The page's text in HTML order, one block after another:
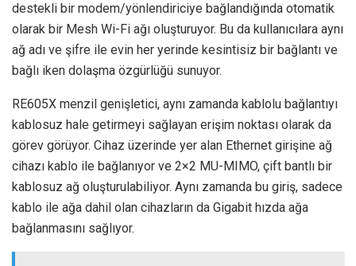
destekli bir modem/yönlendiriciye bağlandığında otomatik
olarak bir Mesh Wi-Fi ağı oluşturuyor. Bu da kullanıcılara aynı
ağ adı ve şifre ile evin her yerinde kesintisiz bir bağlantı ve
bağlı iken dolaşma özgürlüğü sunuyor.
RE605X menzil genişletici, aynı zamanda kablolu bağlantıyı
kablosuz hale getirmeyi sağlayan erişim noktası olarak da
görev görüyor. Cihaz üzerinde yer alan Ethernet girişine ağ
cihazı kablo ile bağlanıyor ve 2×2 MU-MIMO, çift bantlı bir
kablosuz ağ oluşturulabiliyor. Aynı zamanda bu giriş, sadece
kablo ile ağa dahil olan cihazların da Gigabit hızda ağa
bağlanmasını sağlıyor.